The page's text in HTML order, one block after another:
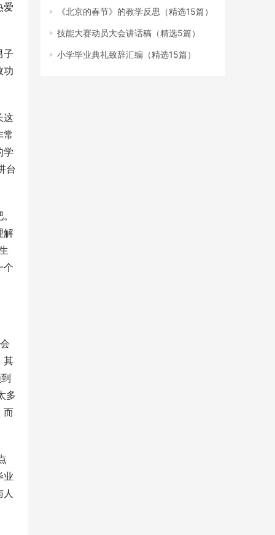
爱
子
功
这
常
学
台
解
个
其
多
而
业
人
《北京的春节》的教学反思（精选15篇）
技能大赛动员大会讲话稿（精选5篇）
小学毕业典礼致辞汇编（精选15篇）